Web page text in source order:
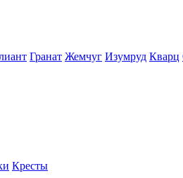
Гранат Жемчуг Изумруд Кварц
Кресты